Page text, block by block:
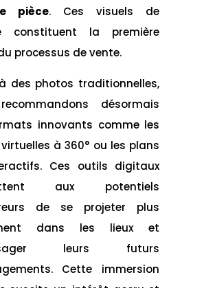
pièce. Ces visuels de
constituent la première
processus de vente.
des photos traditionnelles,
désormais
innovants comme les
à 360° ou les plans
Ces outils digitaux
aux potentiels
de se projeter plus
dans les lieux et
leurs futurs
Cette immersion